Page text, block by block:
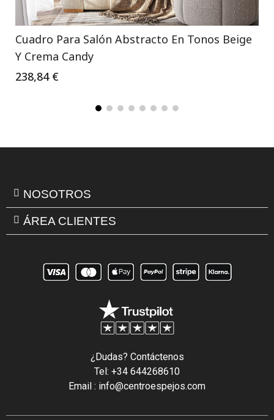
Cuadro Para Salón Abstracto En Tonos Beige
Y Crema Candy
238,84 €
NOSOTROS
ÁREA CLIENTES
¿Dudas? Contáctenos
Tel: +34 644268610
Email : info@centroespejos.com